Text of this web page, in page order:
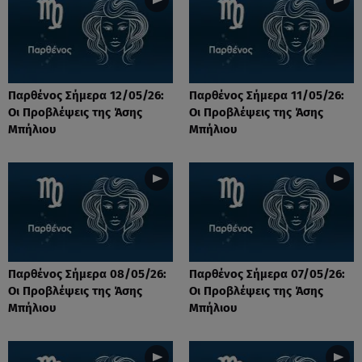
Παρθένος Σήμερα 12/05/26:
Οι Προβλέψεις της Άσης
Μπήλιου
Παρθένος Σήμερα 11/05/26:
Οι Προβλέψεις της Άσης
Μπήλιου
Παρθένος Σήμερα 08/05/26:
Οι Προβλέψεις της Άσης
Μπήλιου
Παρθένος Σήμερα 07/05/26:
Οι Προβλέψεις της Άσης
Μπήλιου